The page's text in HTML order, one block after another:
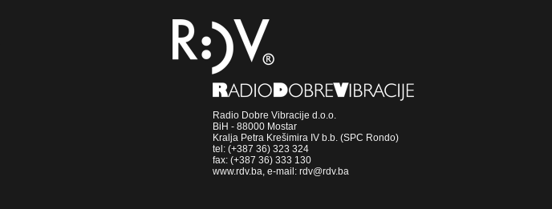
Radio Dobre Vibracije d.o.o.
BiH - 88000 Mostar
Kralja Petra Krešimira IV b.b. (SPC Rondo)
tel: (+387 36) 323 324
fax: (+387 36) 333 130
www.rdv.ba, e-mail: rdv@rdv.ba